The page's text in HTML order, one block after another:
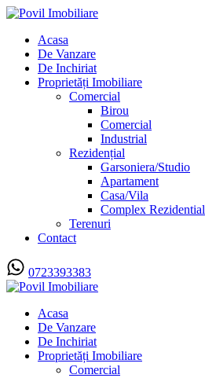
Acasa
De Vanzare
De Inchiriat
Proprietăți Imobiliare
Comercial
Birou
Comercial
Industrial
Rezidențial
Garsoniera/Studio
Apartament
Casa/Vila
Complex Rezidential
Terenuri
Contact
0723393383
Acasa
De Vanzare
De Inchiriat
Proprietăți Imobiliare
Comercial